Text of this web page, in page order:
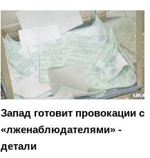
Запад готовит провокации с
«лженаблюдателями» -
детали